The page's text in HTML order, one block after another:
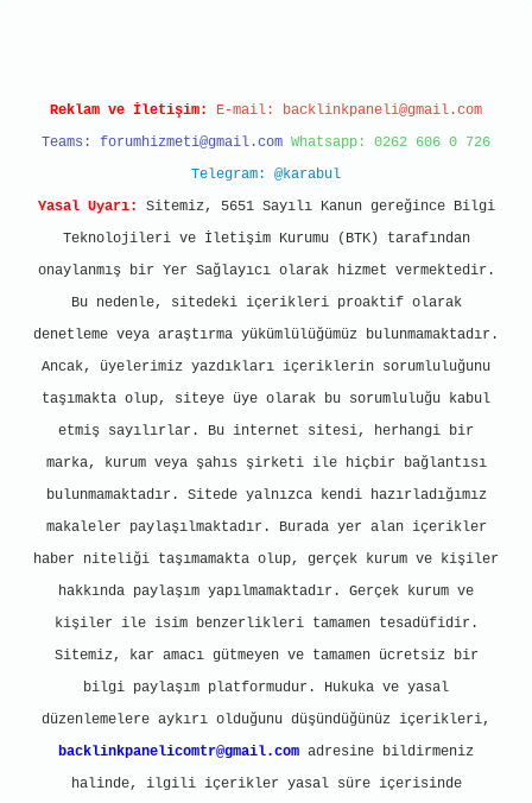
Reklam ve İletişim: E-mail: backlinkpaneli@gmail.com
Teams: forumhizmeti@gmail.com Whatsapp: 0262 606 0 726
Telegram: @karabul
Yasal Uyarı:
Sitemiz, 5651 Sayılı Kanun gereğince Bilgi
Teknolojileri ve İletişim Kurumu (BTK) tarafından
onaylanmış bir Yer Sağlayıcı olarak hizmet vermektedir.
Bu nedenle, sitedeki içerikleri proaktif olarak
denetleme veya araştırma yükümlülüğümüz bulunmamaktadır.
Ancak, üyelerimiz yazdıkları içeriklerin sorumluluğunu
taşımakta olup, siteye üye olarak bu sorumluluğu kabul
etmiş sayılırlar. Bu internet sitesi, herhangi bir
marka, kurum veya şahıs şirketi ile hiçbir bağlantısı
bulunmamaktadır. Sitede yalnızca kendi hazırladığımız
makaleler paylaşılmaktadır. Burada yer alan içerikler
haber niteliği taşımamakta olup, gerçek kurum ve kişiler
hakkında paylaşım yapılmamaktadır. Gerçek kurum ve
kişiler ile isim benzerlikleri tamamen tesadüfidir.
Sitemiz, kar amacı gütmeyen ve tamamen ücretsiz bir
bilgi paylaşım platformudur. Hukuka ve yasal
düzenlemelere aykırı olduğunu düşündüğünüz içerikleri,
backlinkpanelicomtr@gmail.com adresine bildirmeniz
halinde, ilgili içerikler yasal süre içerisinde